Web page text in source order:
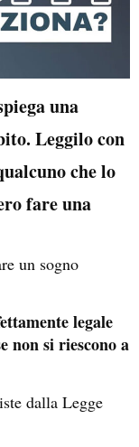
una
Leggilo con
che lo
fare una
un sogno
legale
non si riescono a
dalla Legge